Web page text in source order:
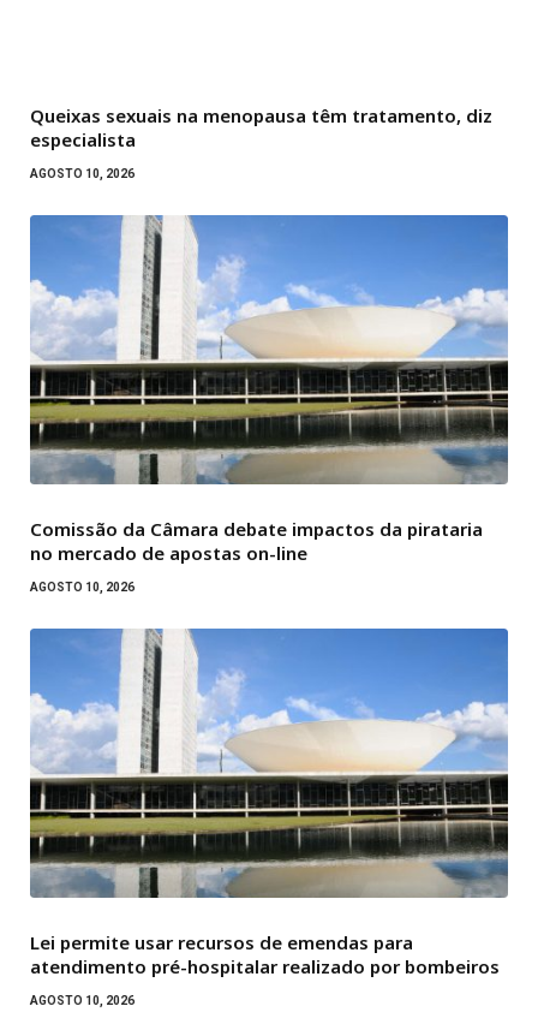
Queixas sexuais na menopausa têm tratamento, diz
especialista
AGOSTO 10, 2026
Comissão da Câmara debate impactos da pirataria
no mercado de apostas on-line
AGOSTO 10, 2026
Lei permite usar recursos de emendas para
atendimento pré-hospitalar realizado por bombeiros
AGOSTO 10, 2026